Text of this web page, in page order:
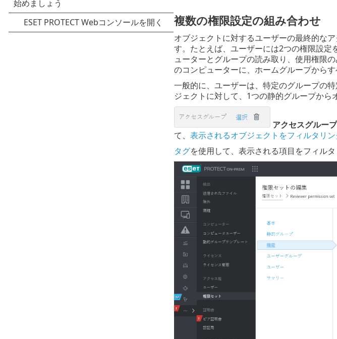
複数の権限設定の組み合わせ
オブジェクトに対するユーザーの最終的な
す。たとえば、ユーザーには2つの権限設
ューターとグループの読み取り、使用権限
のコンピューターに、ホームグループからす
一般的に、ユーザーは、特定のグループの
ジェクトに対して、1つの静的グループから
アクセスグループ
て、 表示されるオブジェクトをフィルタリ
タグを使用して、表示される項目をフィルタ